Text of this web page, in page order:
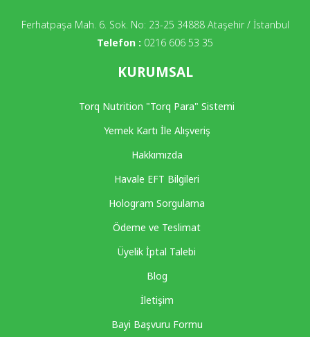
Ferhatpaşa Mah. 6. Sok. No: 23-25 34888 Ataşehir / İstanbul
Telefon : 0216 606 53 35
KURUMSAL
Torq Nutrition "Torq Para" Sistemi
Yemek Kartı İle Alışveriş
Hakkımızda
Havale EFT Bilgileri
Hologram Sorgulama
Ödeme ve Teslimat
Üyelik İptal Talebi
Blog
İletişim
Bayi Başvuru Formu